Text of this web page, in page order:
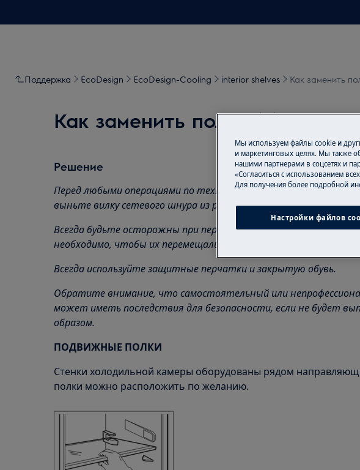
Поддержка EcoDesign EcoDesign-Cooling interior shelves Как заменить
Как заменить полку (3)
Решение
Перед любыми операциями по техническому обслуживанию
выньте вилку сетевого шнура изрозетки.
Всегда будьте осторожны при перемещении приборов, для
необходимо, чтобы их перемещали вдвоем.
Всегда используйте защитные перчатки и закрытую обувь.
Обратите внимание, что самостоятельный или
может иметь последствия для безопасности, если не будет
образом.
ПОДВИЖНЫЕ ПОЛКИ
Стенки холодильной камеры оборудованы рядом
полки можно расположить по желанию.
Мы используем файлы cookie и
и маркетинговых целях. Мы также
нашими партнерами в соцсетях и
«Согласиться с использованием
Для получения более подробной
Настройки файлов